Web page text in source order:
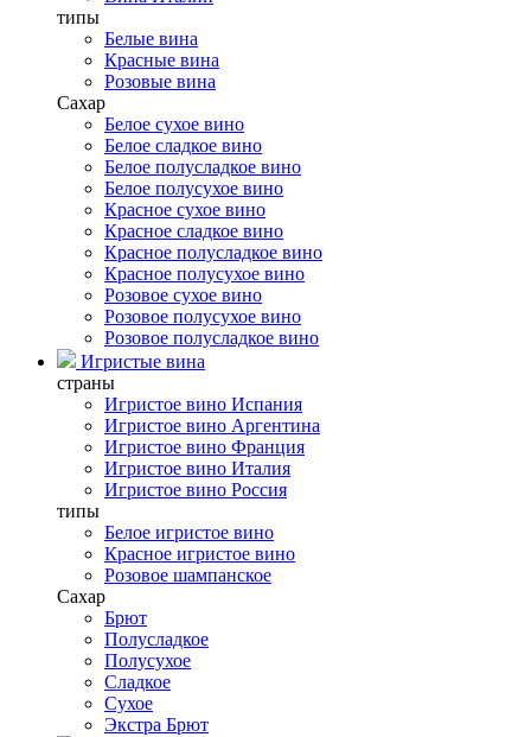
типы
Белые вина
Красные вина
Розовые вина
Сахар
Белое сухое вино
Белое сладкое вино
Белое полусладкое вино
Белое полусухое вино
Красное сухое вино
Красное сладкое вино
Красное полусладкое вино
Красное полусухое вино
Розовое сухое вино
Розовое полусухое вино
Розовое полусладкое вино
Игристые вина
страны
Игристое вино Испания
Игристое вино Аргентина
Игристое вино Франция
Игристое вино Италия
Игристое вино Россия
типы
Белое игристое вино
Красное игристое вино
Розовое шампанское
Сахар
Брют
Полусладкое
Полусухое
Сладкое
Сухое
Экстра Брют